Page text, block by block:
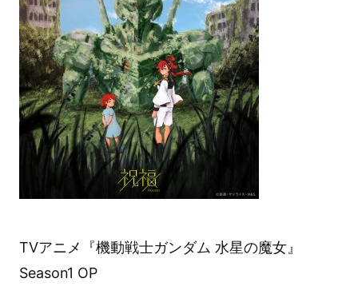
TVアニメ『機動戦士ガンダム 水星の魔女』
Season1 OP